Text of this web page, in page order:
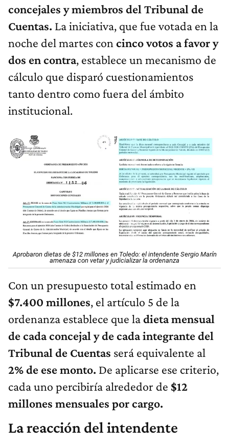
concejales y miembros del Tribunal de
Cuentas. La iniciativa, que fue votada en la
noche del martes con cinco votos a favor y
dos en contra, establece un mecanismo de
cálculo que disparó cuestionamientos
tanto dentro como fuera del ámbito
institucional.
Aprobaron dietas de $12 millones en Toledo: el intendente Sergio Marín
amenaza con vetar y judicializar la ordenanza
Con un presupuesto total estimado en
$7.400 millones, el artículo 5 de la
ordenanza establece que ladieta mensual
de cada concejal y de cada integrante del
Tribunal de Cuentas será equivalente al
2% de ese monto. De aplicarse ese criterio,
cada uno percibiría alrededor de $12
millones mensuales por cargo.
La reacción del intendente